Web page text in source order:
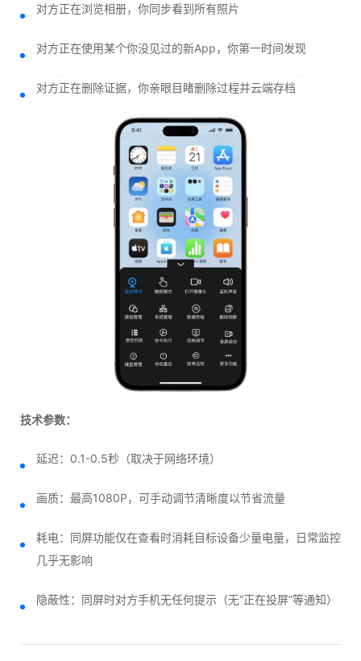
对方正在浏览相册，你同步看到所有照片
对方正在使用某个你没见过的新App，你第一时间发现
对方正在删除证据，你亲眼目睹删除过程并云端存档
技术参数：
延迟：0.1-0.5秒（取决于网络环境）
画质：最高1080P，可手动调节清晰度以节省流量
耗电：同屏功能仅在查看时消耗目标设备少量电量，日常监控
几乎无影响
隐蔽性：同屏时对方手机无任何提示（无“正在投屏”等通知）